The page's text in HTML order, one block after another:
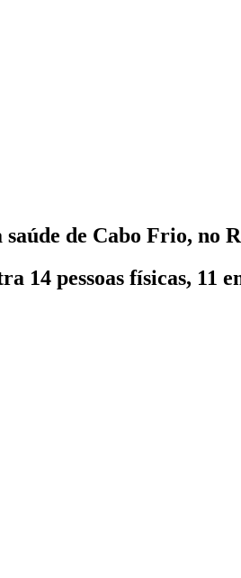
de Cabo Frio, no
14 pessoas físicas, 11